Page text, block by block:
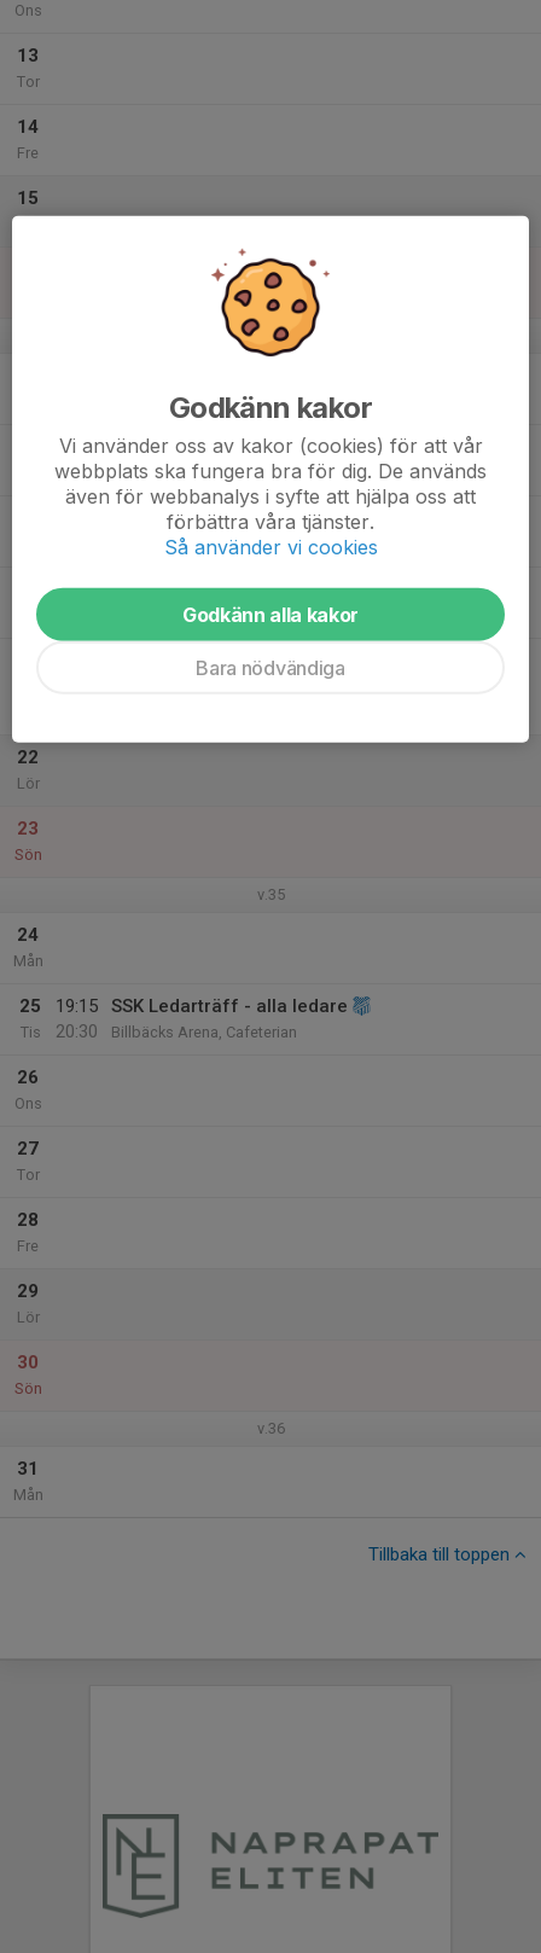
Ons
13
Tor
14
Fre
15
v.34
Tor
Match mot Ringarums IF
22
Lör
23
Sön
v.35
24
Mån
25
Tis
19:15
20:30
SSK Ledarträff - alla ledare
Billbäcks Arena, Cafeterian
26
Ons
27
Tor
28
Fre
29
Lör
30
Sön
v.36
31
Mån
Tillbaka till toppen
Godkänn kakor
Vi använder oss av kakor (cookies) för att vår
webbplats ska fungera bra för dig. De används
även för webbanalys i syfte att hjälpa oss att
förbättra våra tjänster.
Så använder vi cookies
Godkänn alla kakor
Bara nödvändiga